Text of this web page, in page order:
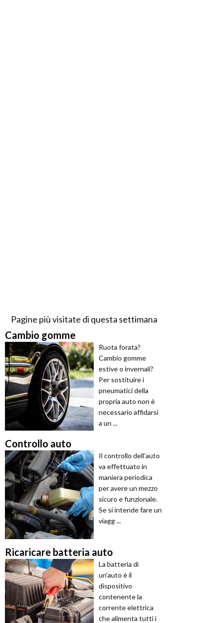
Pagine più visitate di questa settimana
Cambio gomme
Ruota forata?
Cambio gomme
estive o invernali?
Per sostituire i
pneumatici della
propria auto non è
necessario affidarsi
a un ...
Controllo auto
Il controllo dell’auto
va effettuato in
maniera periodica
per avere un mezzo
sicuro e funzionale.
Se si intende fare un
viagg ...
Ricaricare batteria auto
La batteria di
un'auto è il
dispositivo
contenente la
corrente elettrica
che alimenta tutti i